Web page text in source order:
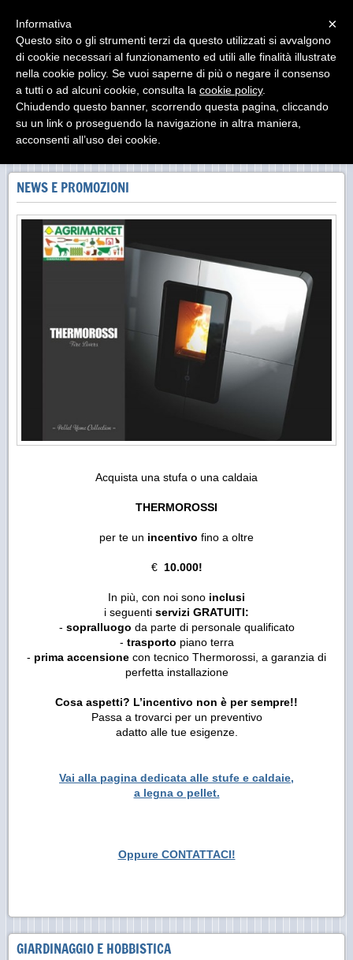
Agrimarket srl - Teramo
NEWS E PROMOZIONI
Acquista una stufa o una caldaia
THERMOROSSI
per te un incentivo fino a oltre
€ 10.000!
In più, con noi sono inclusi
i seguenti servizi GRATUITI:
- sopralluogo da parte di personale qualificato
- trasporto piano terra
- prima accensione con tecnico Thermorossi, a garanzia di
perfetta installazione
Cosa aspetti? L’incentivo non è per sempre!!
Passa a trovarci per un preventivo
adatto alle tue esigenze.
Vai alla pagina dedicata alle stufe e caldaie,
a legna o pellet.
Oppure CONTATTACI!
GIARDINAGGIO E HOBBISTICA
×
Informativa
Questo sito o gli strumenti terzi da questo utilizzati si avvalgono
di cookie necessari al funzionamento ed utili alle finalità illustrate
nella cookie policy. Se vuoi saperne di più o negare il consenso
a tutti o ad alcuni cookie, consulta la cookie policy.
Chiudendo questo banner, scorrendo questa pagina, cliccando
su un link o proseguendo la navigazione in altra maniera,
acconsenti all’uso dei cookie.